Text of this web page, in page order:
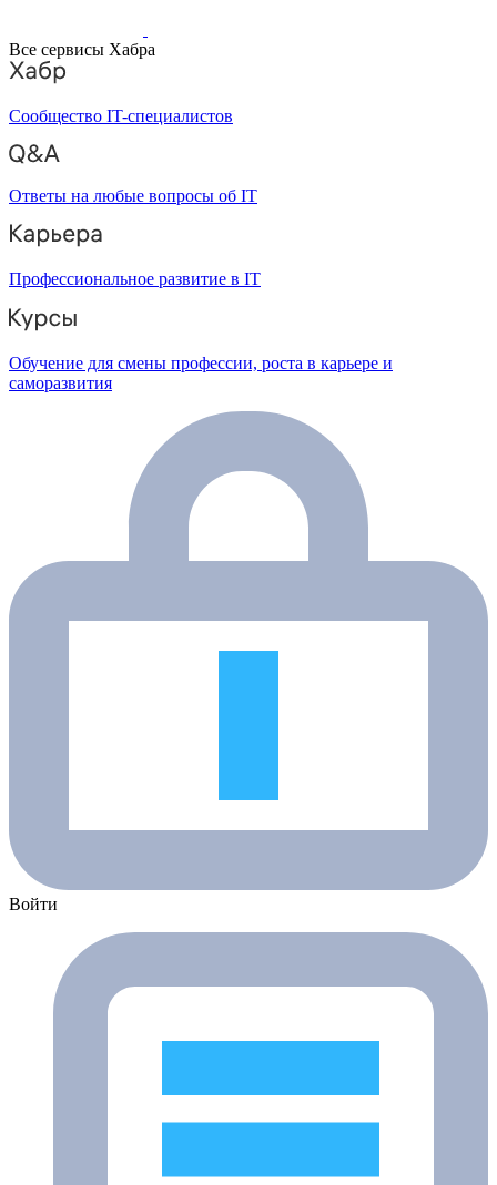
Все сервисы Хабра
Сообщество IT-специалистов
Ответы на любые вопросы об IT
Профессиональное развитие в IT
Обучение для смены профессии, роста в карьере и
саморазвития
Войти